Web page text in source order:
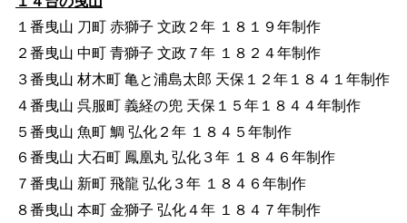
１番曳山 刀町 赤獅子 文政２年 １８１９年制作
２番曳山 中町 青獅子 文政７年 １８２４年制作
３番曳山 材木町 亀と浦島太郎 天保１２年１８４１年制作
４番曳山 呉服町 義経の兜 天保１５年１８４４年制作
５番曳山 魚町 鯛 弘化２年 １８４５年制作
６番曳山 大石町 鳳凰丸 弘化３年 １８４６年制作
７番曳山 新町 飛龍 弘化３年 １８４６年制作
８番曳山 本町 金獅子 弘化４年 １８４７年制作